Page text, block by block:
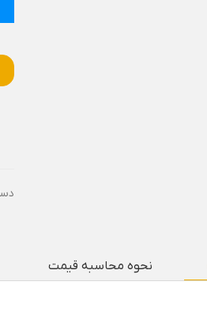
نحوه محاسبه قیمت